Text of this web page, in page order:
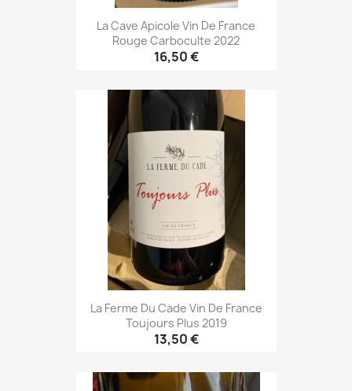
La Cave Apicole Vin De France
Rouge Carboculte 2022
16,50 €
La Ferme Du Cade Vin De France
Toujours Plus 2019
13,50 €